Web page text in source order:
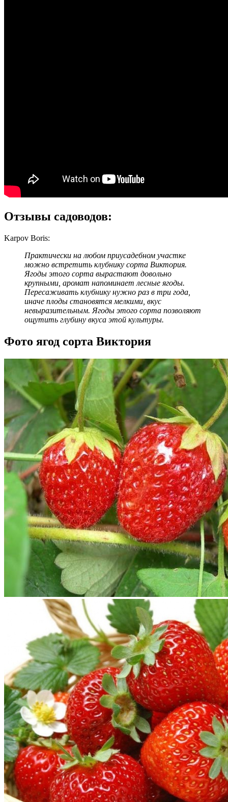
Отзывы садоводов:
Karpov Boris:
Практически на любом приусадебном участке
можно встретить клубнику сорта Виктория.
Ягоды этого сорта вырастают довольно
крупными, аромат напоминает лесные ягоды.
Пересаживать клубнику нужно раз в три года,
иначе плоды становятся мелкими, вкус
невыразительным. Ягоды этого сорта позволяют
ощутить глубину вкуса этой культуры.
Фото ягод сорта Виктория